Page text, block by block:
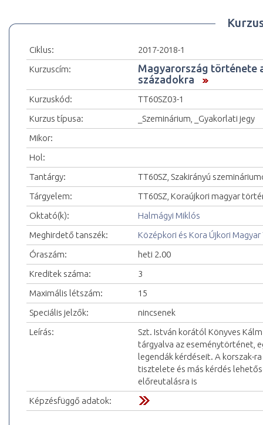
Ciklus:
2017-2018-1
Kurzuscím:
Magyarország története
századokra
Kurzuskód:
TT60SZ03-1
Kurzus típusa:
_Szeminárium, _Gyakorlati jegy
Mikor:
Hol:
Tantárgy:
TT60SZ, Szakirányú
Tárgyelem:
TT60SZ, Koraújkori magyar
Oktató(k):
Halmágyi Miklós
Meghirdető tanszék:
Középkori és Kora Újkori
Óraszám:
heti 2.00
Kreditek száma:
3
Maximális létszám:
15
Speciális jelzők:
nincsenek
Leírás:
Szt. István korától Könyves
tárgyalva az eseménytörténet,
legendák kérdéseit. A korszak-
tisztelete és más kérdés
előreutalásra is
Képzésfüggő adatok: